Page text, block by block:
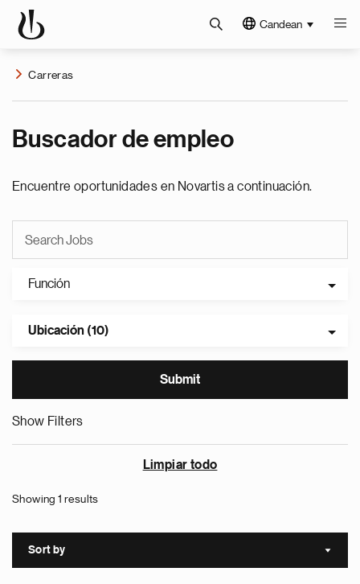
Candean
Carreras
Buscador de empleo
Encuentre oportunidades en Novartis a continuación.
Función
Ubicación (10)
Show Filters
Limpiar todo
Showing 1 results
Sort by Sort